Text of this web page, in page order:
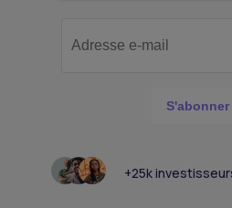
S'abonner
+25k